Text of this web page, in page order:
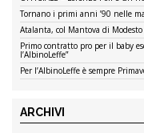
Tornano i primi anni ’90 nelle
Atalanta, col Mantova di
Primo contratto pro per il baby
l’AlbinoLeffe”
Per l’AlbinoLeffe è sempre
ARCHIVI